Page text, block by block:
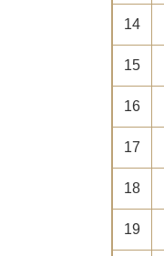
14
15
16
17
18
19